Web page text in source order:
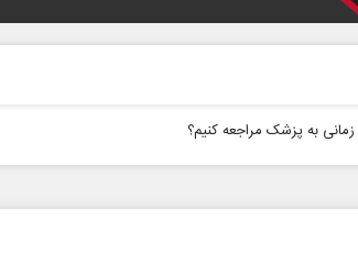
به پزشک مراجعه کنیم؟